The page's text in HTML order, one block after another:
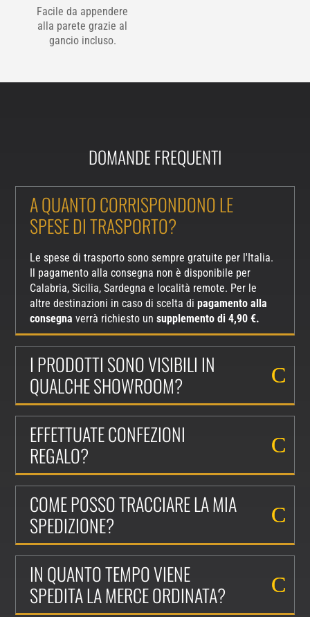
Facile da appendere
alla parete grazie al
gancio incluso.
DOMANDE FREQUENTI
A QUANTO CORRISPONDONO LE
SPESE DI TRASPORTO?
Le spese di trasporto sono sempre gratuite per l'Italia.
Il pagamento alla consegna non è disponibile per
Calabria, Sicilia, Sardegna e località remote. Per le
altre destinazioni in caso di scelta dipagamento alla
consegna verrà richiesto unsupplemento di 4,90 €.
I PRODOTTI SONO VISIBILI IN
QUALCHE SHOWROOM?
EFFETTUATE CONFEZIONI
REGALO?
COME POSSO TRACCIARE LA MIA
SPEDIZIONE?
IN QUANTO TEMPO VIENE
SPEDITA LA MERCE ORDINATA?